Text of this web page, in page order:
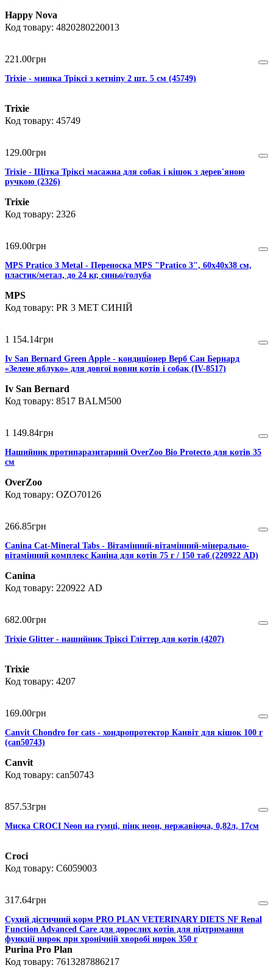
Happy Nova
4820280220013
221 .00грн
Trixie - мишка Тріксі з кетніпу 2 шт. 5 см (45749)
Trixie
45749
129.00грн
Trixie - Щітка Тріксі масажна для собак і кішок з дерев'яною
ручкою (2326)
Trixie
2326
169.00грн
MPS Pratico 3 Metal - Переноска MPS "Pratico 3", 60х40х38 см,
пластик/метал, до 24 кг, синьо/голуба
MPS
PR 3 MET СИНІЙ
1 154.14грн
Iv San Bernard Green Apple - кондиціонер Верб Сан Бернард
«Зелене яблуко» для довгої вовни котів і собак (IV-8517)
Iv San Bernard
8517 BALM500
1 149.84грн
Нашийник протипаразитарний OverZoo Bio Protecto для котів 35
см
OverZoo
OZO70126
266.85грн
Canina Cat-Mineral Tabs - Вітамінний-вітамінний-мінерально-
вітамінний комплекс Каніна для котів 75 г / 150 таб (220922 AD)
Canina
220922 AD
682.00грн
Trixie Glitter - нашийник Тріксі Гліттер для котів (4207)
Trixie
4207
169.00грн
Canvit Chondro for cats - хондропротектор Канвіт для кішок 100 г
(can50743)
Canvit
can50743
857.53грн
Миска CROCI Neon на гумці, пінк неон, нержавіюча, 0,82л, 17см
Croci
C6059003
317.64грн
Сухий дієтичний корм PRO PLAN VETERINARY DIETS NF Renal
Function Advanced Care для дорослих котів для підтримання
функції нирок при хронічній хворобі нирок 350 г
Purina Pro Plan
7613287886217